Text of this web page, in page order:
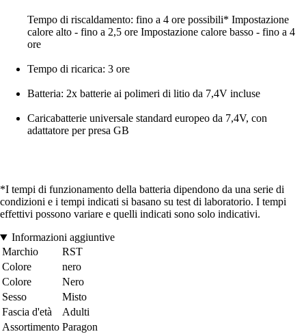
Tempo di riscaldamento: fino a 4 ore possibili* Impostazione
calore alto - fino a 2,5 ore Impostazione calore basso - fino a 4
ore
Tempo di ricarica: 3 ore
Batteria: 2x batterie ai polimeri di litio da 7,4V incluse
Caricabatterie universale standard europeo da 7,4V, con
adattatore per presa GB
*I tempi di funzionamento della batteria dipendono da una serie di
condizioni e i tempi indicati si basano su test di laboratorio. I tempi
effettivi possono variare e quelli indicati sono solo indicativi.
Informazioni aggiuntive
Marchio
RST
Colore
nero
Colore
Nero
Sesso
Misto
Fascia d'età
Adulti
Assortimento Paragon